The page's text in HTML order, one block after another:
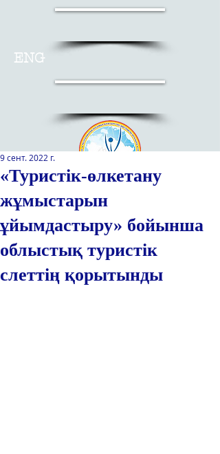
ENG
Қазақстан Республикасы Оқу-
ағарту министрлігінің
«Республикалық қосымша білім
беру оқу-әдістемелік орталығы»
«Туристік-өлкетану
жұмыстарын
ұйымдастыру» бойынша
облыстық туристік
слеттің қорытынды
9 сент. 2022 г.